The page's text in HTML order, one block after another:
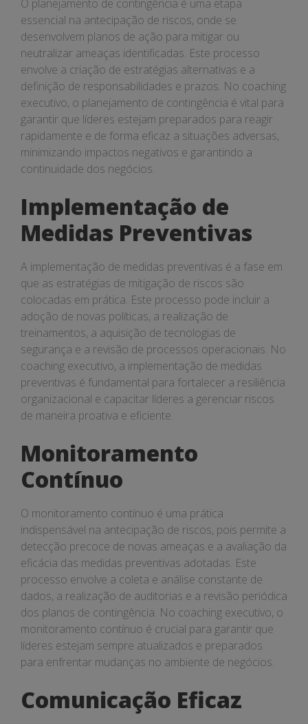
O planejamento de contingência é uma etapa
essencial na antecipação de riscos, onde se
desenvolvem planos de ação para mitigar ou
neutralizar ameaças identificadas. Este processo
envolve a criação de estratégias alternativas e a
definição de responsabilidades e prazos. No coaching
executivo, o planejamento de contingência é vital para
garantir que líderes estejam preparados para reagir
rapidamente e de forma eficaz a situações adversas,
minimizando impactos negativos e garantindo a
continuidade dos negócios.
Implementação de
Medidas Preventivas
A implementação de medidas preventivas é a fase em
que as estratégias de mitigação de riscos são
colocadas em prática. Este processo pode incluir a
adoção de novas políticas, a realização de
treinamentos, a aquisição de tecnologias de
segurança e a revisão de processos operacionais. No
coaching executivo, a implementação de medidas
preventivas é fundamental para fortalecer a resiliência
organizacional e capacitar líderes a gerenciar riscos
de maneira proativa e eficiente.
Monitoramento
Contínuo
O monitoramento contínuo é uma prática
indispensável na antecipação de riscos, pois permite a
detecção precoce de novas ameaças e a avaliação da
eficácia das medidas preventivas adotadas. Este
processo envolve a coleta e análise constante de
dados, a realização de auditorias e a revisão periódica
dos planos de contingência. No coaching executivo, o
monitoramento contínuo é crucial para garantir que
líderes estejam sempre atualizados e preparados
para enfrentar mudanças no ambiente de negócios.
Comunicação Eficaz